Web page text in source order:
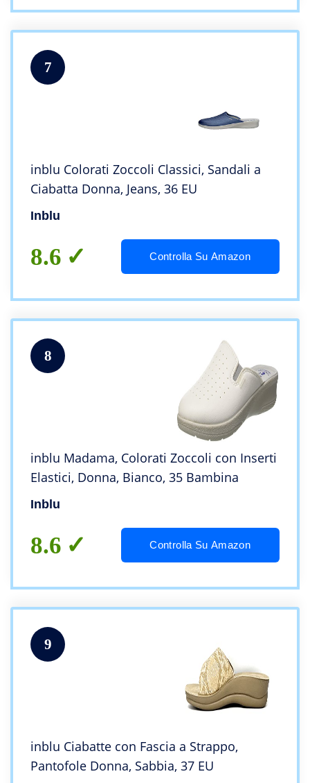
7
inblu Colorati Zoccoli Classici, Sandali a
Ciabatta Donna, Jeans, 36 EU
Inblu
8.6 Controlla Su Amazon
8
inblu Madama, Colorati Zoccoli con Inserti
Elastici, Donna, Bianco, 35 Bambina
Inblu
8.6 Controlla Su Amazon
9
inblu Ciabatte con Fascia a Strappo,
Pantofole Donna, Sabbia, 37 EU